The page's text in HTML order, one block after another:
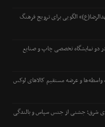
الگویی برای ترویج فرهنگ
۱۳۵ شرکت در دو نمایشگاه تخصصی چاپ و صنایع
و عرضه مستقیم کالاهای لوکس
شرق؛ جشنی از جنس سپاس و بالندگی